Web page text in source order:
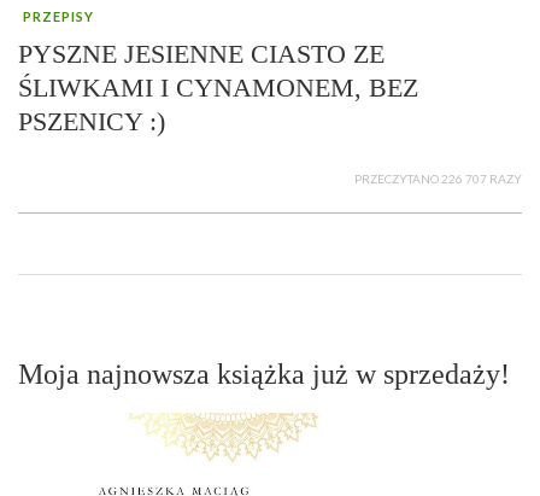
PRZEPISY
PYSZNE JESIENNE CIASTO ZE
ŚLIWKAMI I CYNAMONEM, BEZ
PSZENICY :)
PRZECZYTANO 226 707 RAZY
Moja najnowsza książka już w sprzedaży!